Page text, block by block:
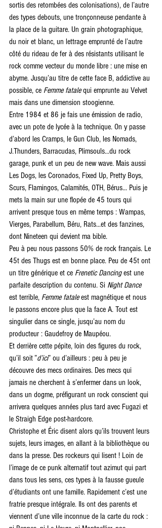
sortis des retombées des colonisations), de l’autre
des types debouts, une tronçonneuse pendante à
la place de la guitare. Un grain photographique,
du noir et blanc, un lettrage emprunté de l’autre
côté du rideau de fer à des résistants utilisant le
rock comme vecteur du monde libre : une mise en
abyme. Jusqu’au titre de cette face B, addictive au
possible, ce Femme fatale qui emprunte au Velvet
mais dans une dimension stoogienne.
Entre 1984 et 86 je fais une émission de radio,
avec un pote de lycée à la technique. On y passe
d’abord les Cramps, le Gun Club, les Nomads,
J.Thunders, Barracudas, Plimsouls...du rock
garage, punk et un peu de new wave. Mais aussi
Les Dogs, les Coronados, Fixed Up, Pretty Boys,
Scurs, Flamingos, Calamités, OTH, Bérus... Puis je
mets la main sur une flopée de 45 tours qui
arrivent presque tous en même temps : Wampas,
Vierges, Parabellum, Béru, Rats...et des fanzines,
dont Nineteen qui devient ma bible.
Peu à peu nous passons 50% de rock français. Le
45t des Thugs est en bonne place. Peu de 45t ont
un titre générique et ce Frenetic Dancing est une
parfaite description du contenu. Si Night Dance
est terrible, Femme fatale est magnétique et nous
le passons encore plus que la face A. Tout est
singulier dans ce single, jusqu’au nom du
producteur : Gaudefroy de Maupéou.
Et derrière cette pépite, loin des figures du rock,
qu’il soit ”d’ici” ou d’ailleurs : peu à peu je
découvre des mecs ordinaires. Des mecs qui
jamais ne cherchent à s’enfermer dans un look,
dans un dogme, préfigurant un rock conscient qui
arrivera quelques années plus tard avec Fugazi et
le Straigh Edge post-hardcore.
Christophe et Éric disent alors qu’ils trouvent leurs
sujets, leurs images, en allant à la bibliothèque ou
dans la presse. Des rockeurs qui lisent ! Loin de
l’image de ce punk alternatif tout azimut qui part
dans tous les sens, ces types à la fausse gueule
d’étudiants ont une famille. Rapidement c’est une
fratrie presque intégrale. Ils ont des parents et
viennent d’une ville inconnue de la carte du rock :